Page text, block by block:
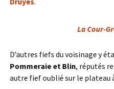
La Cour-
D’autres fiefs du voisinage y
Pommeraie et Blin, réputés
autre fief oublié sur le plateau